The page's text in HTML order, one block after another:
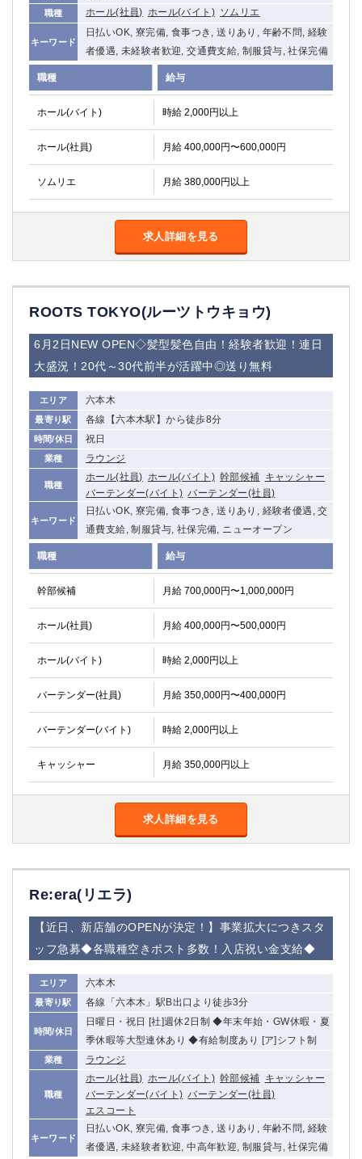
職種 ホール(社員) ホール(バイト) ソムリエ
キーワード
日払いOK, 寮完備, 食事つき, 送りあり, 年齢不問, 経験
者優遇, 未経験者歓迎, 交通費支給, 制服貸与, 社保完備
職種 給与
ホール(バイト) 時給 2,000円以上
ホール(社員) 月給 400,000円〜600,000円
ソムリエ 月給 380,000円以上
求人詳細を見る
ROOTS TOKYO(ルーツトウキョウ)
6月2日NEW OPEN◇髪型髪色自由！経験者歓迎！連日
大盛況！20代～30代前半が活躍中◎送り無料
エリア 六本木
最寄り駅 各線【六本木駅】から徒歩8分
時間/休日 祝日
業種 ラウンジ
職種
ホール(社員) ホール(バイト) 幹部候補 キャッシャー
バーテンダー(バイト) バーテンダー(社員)
キーワード
日払いOK, 寮完備, 食事つき, 送りあり, 経験者優遇, 交
通費支給, 制服貸与, 社保完備, ニューオープン
職種 給与
幹部候補 月給 700,000円〜1,000,000円
ホール(社員) 月給 400,000円〜500,000円
ホール(バイト) 時給 2,000円以上
バーテンダー(社員) 月給 350,000円〜400,000円
バーテンダー(バイト) 時給 2,000円以上
キャッシャー 月給 350,000円以上
求人詳細を見る
Re:era(リエラ)
【近日、新店舗のOPENが決定！】事業拡大につきスタ
ッフ急募◆各職種空きポスト多数！入店祝い金支給◆
エリア 六本木
最寄り駅 各線「六本木」駅B出口より徒歩3分
時間/休日
日曜日・祝日 [社]週休2日制 ◆年末年始・GW休暇・夏
季休暇等大型連休あり ◆有給制度あり [ア]シフト制
業種 ラウンジ
職種
ホール(社員) ホール(バイト) 幹部候補 キャッシャー
バーテンダー(バイト) バーテンダー(社員)
エスコート
キーワード
日払いOK, 寮完備, 食事つき, 送りあり, 年齢不問, 経験
者優遇, 未経験者歓迎, 中高年歓迎, 制服貸与, 社保完備
本厚木
新横浜
藤沢
平塚
武蔵小杉
橋本
小田原
横浜・桜木町
関内・馬車道・日ノ出町 武蔵新城
元住吉
茅ヶ崎
戸塚
たまプラーザ
大船
相模原
厚木
横須賀
桜木町
南越谷
所沢
熊谷
獨協大学前＜草加松原＞ 北浦和（西口）
春日部
蕨
千葉県
船橋
成田
西船橋
佐倉
柏（西口）
木更津
柏（東口）
下総中山
茂原
松戸
八千代台
本八幡
東金
浦安
栃木県
宇都宮
小山
東武宇都宮（宇都宮西口）
茨城県
群馬県
館林
該当求人 0件 選択した内容で設定